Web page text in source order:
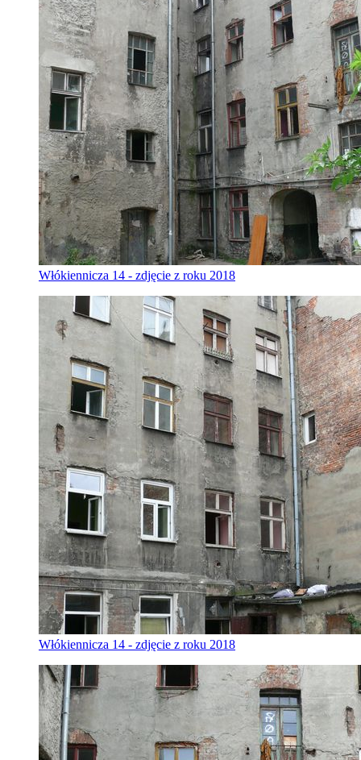
Włókiennicza 14 - zdjęcie z roku 2018
Włókiennicza 14 - zdjęcie z roku 2018